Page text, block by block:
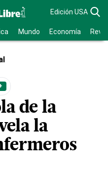
Edición USA
Mundo Economía
de la
la